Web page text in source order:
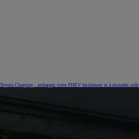
Toyota Charging : rechargez votre PHEV facilement et à moindre coût